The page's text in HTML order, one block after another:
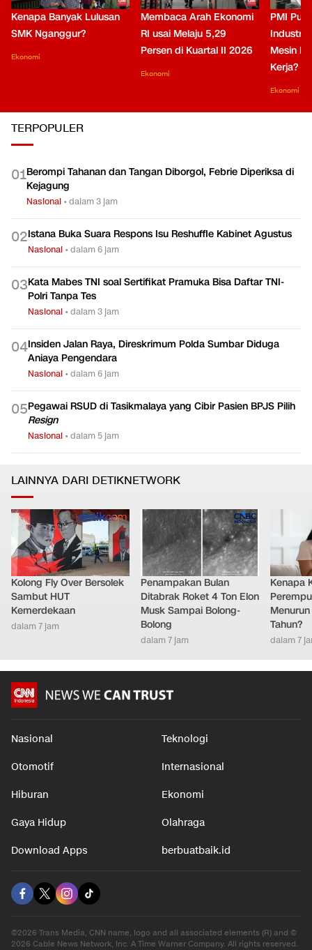
Kenapa Banyak Lulusan
SMK Nganggur?
Ekonomi
Membaca Arah Ekonomi
RI usai Melaju 5,29
Persen di Kuartal II 2026
Ekonomi
PMI
Industri
Mesin
Kerja?
Ekonomi
TERPOPULER
01Berompi Tahanan dan Tangan Diborgol, Febrie Diperiksa di
Kejagung
Nasional •dalam 3 jam
02Istana Buka Suara Respons Isu Reshuffle Kabinet Agustus
Nasional •dalam 6 jam
03Kata Mabes TNI soal Sertifikat Pramuka Bisa Daftar TNI-
Polri Tanpa Tes
Nasional •dalam 3 jam
04Insiden Jalan Raya, Direskrimum Polda Sumbar Diduga
Aniaya Pengendara
Nasional •dalam 6 jam
05Pegawai RSUD di Tasikmalaya yang Cibir Pasien BPJS Pilih
Resign
Nasional •dalam 5 jam
LAINNYA DARI DETIKNETWORK
Kolong Fly Over Bersolek
Sambut HUT
Kemerdekaan
dalam 7 jam
Penampakan Bulan
Ditabrak Roket 4 Ton Elon
Musk Sampai Bolong-
Bolong
dalam 7 jam
Kenapa
Tahun?
dalam 7
Nasional Teknologi
Otomotif Internasional
Hiburan Ekonomi
Gaya Hidup Olahraga
Download Apps berbuatbaik.id
©2026 Trans Media, CNN name, logo and all associated elements (R) and ©
2026 Cable News Network, Inc. A Time Warner Company. All rights reserved.